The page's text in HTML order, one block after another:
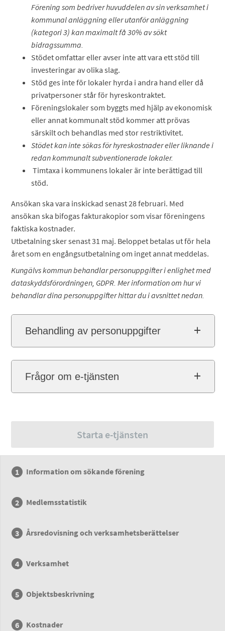
Förening som bedriver huvuddelen av sin verksamhet i
kommunal anläggning eller utanför anläggning
(kategori 3) kan maximalt få 30% av sökt
bidragssumma.
Stödet omfattar eller avser inte att vara ett stöd till
investeringar av olika slag.
Stöd ges inte för lokaler hyrda i andra hand eller då
privatpersoner står för hyreskontraktet.
Föreningslokaler som byggts med hjälp av ekonomisk
eller annat kommunalt stöd kommer att prövas
särskilt och behandlas med stor restriktivitet.
Stödet kan inte sökas för hyreskostnader eller liknande i
redan kommunalt subventionerade lokaler.
Timtaxa i kommunens lokaler är inte berättigad till
stöd.
Ansökan ska vara inskickad senast 28 februari. Med
ansökan ska bifogas fakturakopior som visar föreningens
faktiska kostnader.
Utbetalning sker senast 31 maj. Beloppet betalas ut för hela
året som en engångsutbetalning om inget annat meddelas.
Kungälvs kommun behandlar personuppgifter i enlighet med
dataskyddsförordningen, GDPR. Mer information om hur vi
behandlar dina personuppgifter hittar du i avsnittet nedan.
Behandling av personuppgifter
Frågor om e-tjänsten
Starta e-tjänsten
Information om sökande förening
Medlemsstatistik
Årsredovisning och verksamhetsberättelser
Verksamhet
Objektsbeskrivning
Kostnader